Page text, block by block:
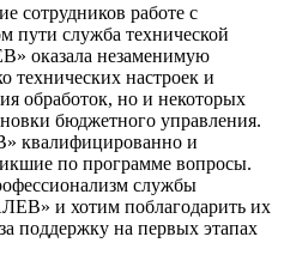
сотрудников работе с
пути служба технической
оказала незаменимую
технических настроек и
обработок, но и некоторых
бюджетного управления.
квалифицированно и
по программе вопросы.
службы
и хотим поблагодарить их
на первых этапах